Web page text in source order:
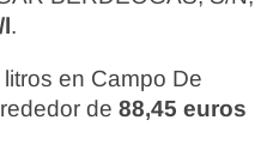
l.
en Campo De
de 88,45 euros